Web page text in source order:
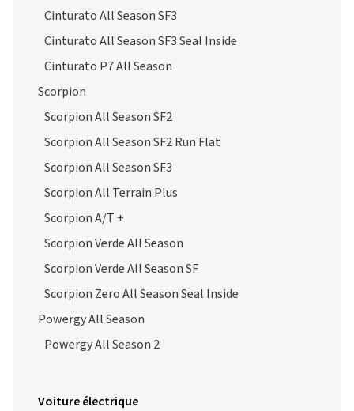
Cinturato All Season SF3
Cinturato All Season SF3 Seal Inside
Cinturato P7 All Season
Scorpion
Scorpion All Season SF2
Scorpion All Season SF2 Run Flat
Scorpion All Season SF3
Scorpion All Terrain Plus
Scorpion A/T +
Scorpion Verde All Season
Scorpion Verde All Season SF
Scorpion Zero All Season Seal Inside
Powergy All Season
Powergy All Season 2
Voiture électrique